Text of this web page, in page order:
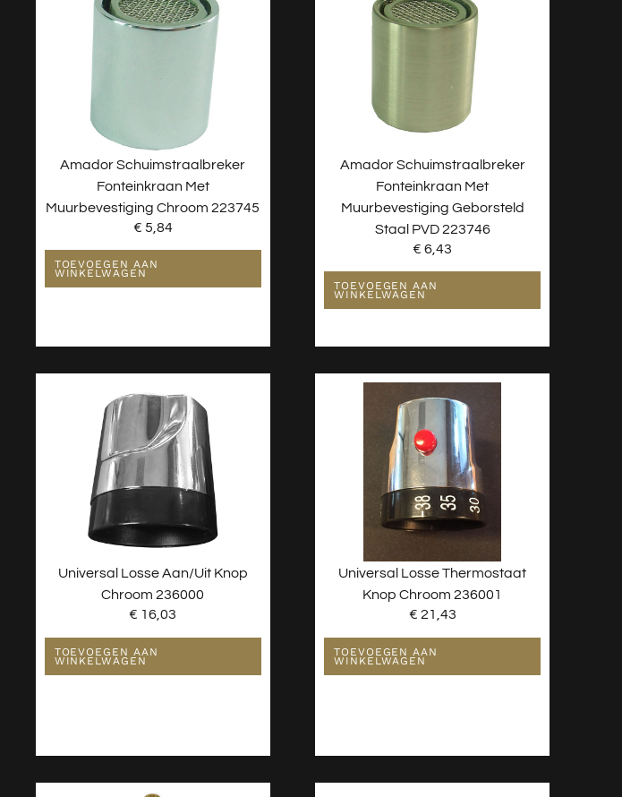
Amador Schuimstraalbreker
Fonteinkraan Met
Muurbevestiging Chroom 223745
€ 5,84
TOEVOEGEN AAN
WINKELWAGEN
Amador Schuimstraalbreker
Fonteinkraan Met
Muurbevestiging Geborsteld
Staal PVD 223746
€ 6,43
TOEVOEGEN AAN
WINKELWAGEN
Universal Losse Aan/uit Knop
Chroom 236000
€ 16,03
TOEVOEGEN AAN
WINKELWAGEN
Universal Losse Thermostaat
Knop Chroom 236001
€ 21,43
TOEVOEGEN AAN
WINKELWAGEN